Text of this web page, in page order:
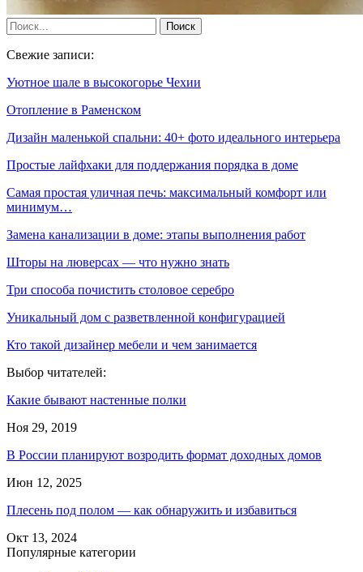
Свежие записи:
Уютное шале в высокогорье Чехии
Отопление в Раменском
Дизайн маленькой спальни: 40+ фото идеального интерьера
Простые лайфхаки для поддержания порядка в доме
Самая простая уличная печь: максимальный комфорт или
минимум…
Замена канализации в доме: этапы выполнения работ
Шторы на люверсах — что нужно знать
Три способа почистить столовое серебро
Уникальный дом с разветвленной конфигурацией
Кто такой дизайнер мебели и чем занимается
Выбор читателей:
Какие бывают настенные полки
Ноя 29, 2019
В России планируют возродить формат доходных домов
Июн 12, 2025
Плесень под полом — как обнаружить и избавиться
Окт 13, 2024
Популярные категории